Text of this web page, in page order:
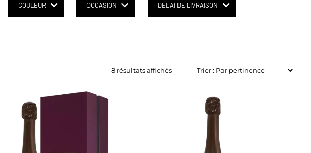
COULEUR OCCASION DÉLAI DE LIVRAISON
8 résultats affichés